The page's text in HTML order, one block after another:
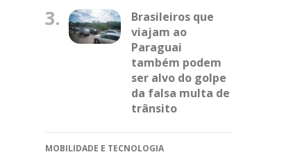
3.
Brasileiros que
viajam ao
Paraguai
também podem
ser alvo do golpe
da falsa multa de
trânsito
MOBILIDADE E TECNOLOGIA